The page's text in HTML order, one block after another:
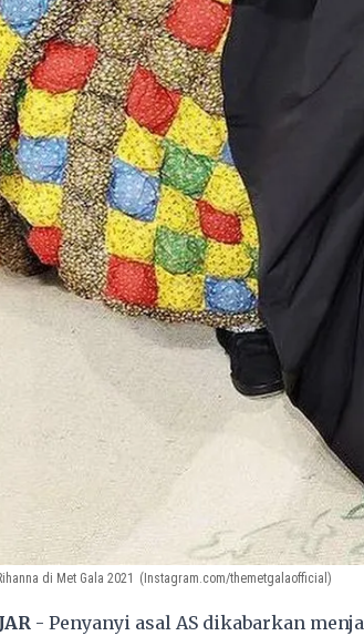
di Met Gala 2021 (Instagram.com/themetgalaofficial)
- Penyanyi asal AS dikabarkan